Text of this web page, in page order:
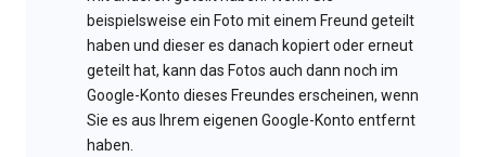
beispielsweise ein Foto mit einem Freund geteilt
haben und dieser es danach kopiert oder erneut
geteilt hat, kann das Fotos auch dann noch im
Google-Konto dieses Freundes erscheinen, wenn
Sie es aus Ihrem eigenen Google-Konto entfernt
haben.